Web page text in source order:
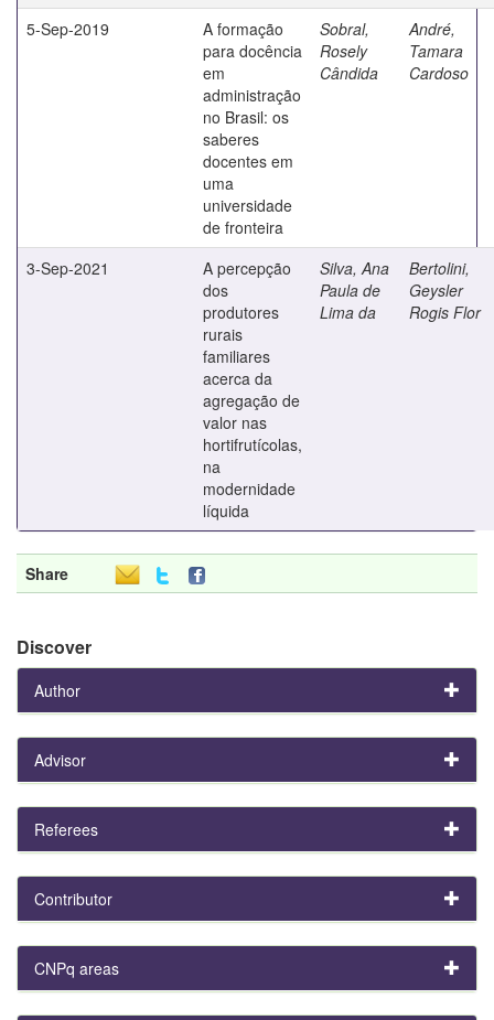
5-Sep-2019
A formação
para docência
em
administração
no Brasil: os
saberes
docentes em
uma
universidade
de fronteira
Sobral,
Rosely
Cândida
André,
Tamara
Cardoso
3-Sep-2021
A percepção
dos
produtores
rurais
familiares
acerca da
agregação de
valor nas
hortifrutícolas,
na
modernidade
líquida
Silva, Ana
Paula de
Lima da
Bertolini,
Geysler
Rogis Flor
Share
Discover
Author
Advisor
Referees
Contributor
CNPq areas